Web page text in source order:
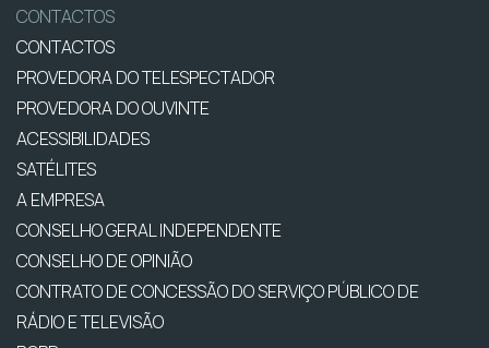
CONTACTOS
CONTACTOS
PROVEDORA DO TELESPECTADOR
PROVEDORA DO OUVINTE
ACESSIBILIDADES
SATÉLITES
A EMPRESA
CONSELHO GERAL INDEPENDENTE
CONSELHO DE OPINIÃO
CONTRATO DE CONCESSÃO DO SERVIÇO PÚBLICO DE
RÁDIO E TELEVISÃO